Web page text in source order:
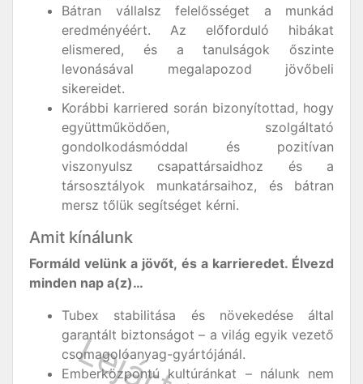
Bátran vállalsz felelősséget a munkád
eredményéért. Az előforduló hibákat
elismered, és a tanulságok őszinte
levonásával megalapozod jövőbeli
sikereidet.
Korábbi karriered során bizonyítottad, hogy
együttműködően, szolgáltató
gondolkodásmóddal és pozitívan
viszonyulsz csapattársaidhoz és a
társosztályok munkatársaihoz, és bátran
mersz tőlük segítséget kérni.
Amit kínálunk
Formáld velünk a jövőt, és a karrieredet. Élvezd
minden nap a(z)…
Tubex stabilitása és növekedése által
garantált biztonságot – a világ egyik vezető
csomagolóanyag-gyártójánál.
Emberközpontú kultúránkat – nálunk nem